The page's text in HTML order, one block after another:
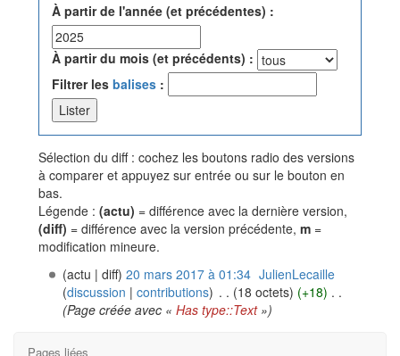
À partir de l'année (et précédentes) :
À partir du mois (et précédents) :
Filtrer les balises :
Sélection du diff : cochez les boutons radio des versions
à comparer et appuyez sur entrée ou sur le bouton en
bas.
Légende : (actu) = différence avec la dernière version,
(diff) = différence avec la version précédente, m =
modification mineure.
(actu | diff) 20 mars 2017 à 01:34‎ JulienLecaille
(discussion | contributions) . . (18 octets) (+18) . .
(Page créée avec « Has type::Text»)
Pages liées